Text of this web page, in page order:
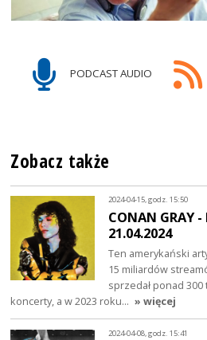
PODCAST AUDIO
Zobacz także
2024-04-15, godz. 15:50
CONAN GRAY
21.04.2024
Ten amerykański
15 miliardów
sprzedał ponad
koncerty, a w 2023 roku… » więcej
2024-04-08, godz. 15:41